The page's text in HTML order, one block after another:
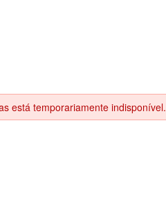
está temporariamente indisponível.